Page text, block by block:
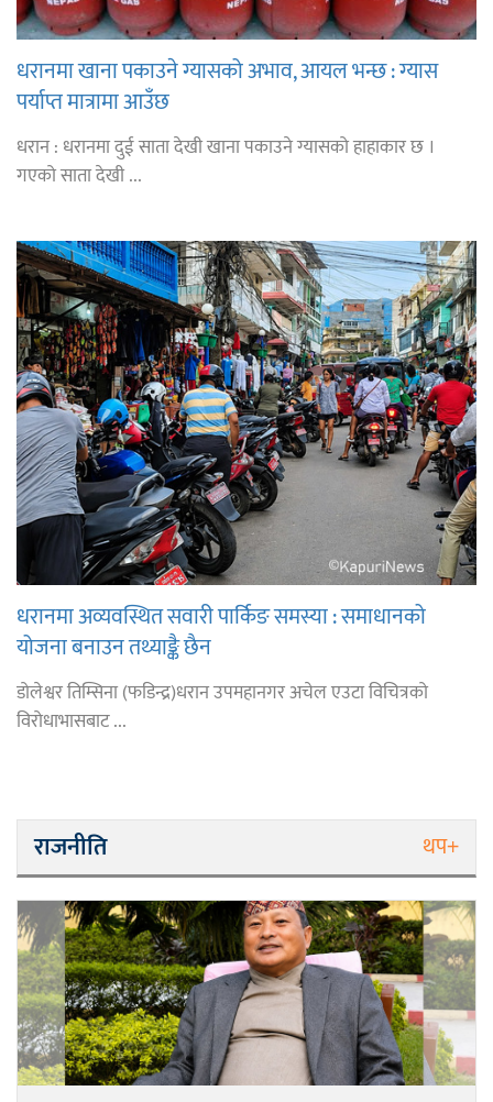
धरानमा खाना पकाउने ग्यासको अभाव, आयल भन्छ : ग्यास
पर्याप्त मात्रामा आउँछ
धरान : धरानमा दुई साता देखी खाना पकाउने ग्यासको हाहाकार छ ।
गएको साता देखी ...
धरानमा अव्यवस्थित सवारी पार्किङ समस्या : समाधानको
योजना बनाउन तथ्याङ्कै छैन
डोलेश्वर तिम्सिना (फडिन्द्र)धरान उपमहानगर अचेल एउटा विचित्रको
विरोधाभासबाट ...
राजनीति थप+